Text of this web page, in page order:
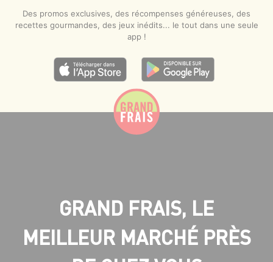
Des promos exclusives, des récompenses généreuses, des
recettes gourmandes, des jeux inédits... le tout dans une seule
app !
GRAND FRAIS, LE
MEILLEUR MARCHÉ PRÈS